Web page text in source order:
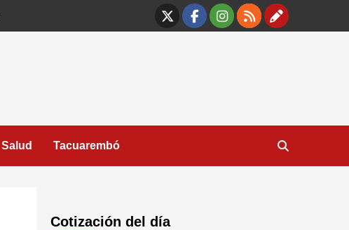
X Facebook
Instagram
RSS
Salud Tacuarembó
Cotización del día